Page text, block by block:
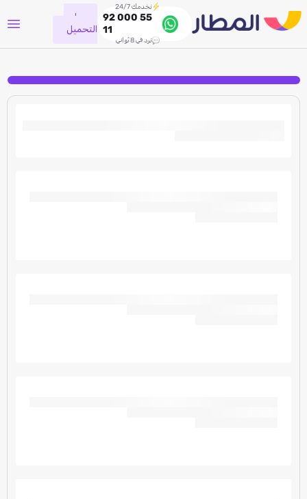
نخدمك 24/7
92 000 55
11
نرد في 8 ثواني
جاري
التحميل